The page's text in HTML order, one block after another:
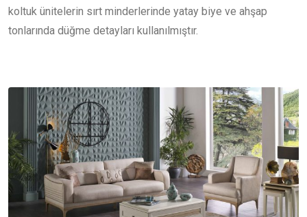
koltuk ünitelerin sırt minderlerinde yatay biye ve ahşap
tonlarında düğme detayları kullanılmıştır.